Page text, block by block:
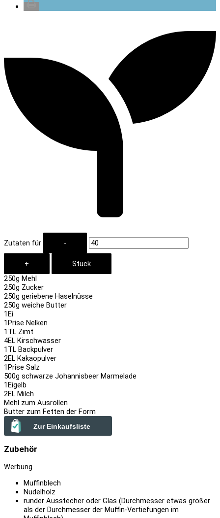
Zutaten für
250g Mehl
250g Zucker
250g geriebene Haselnüsse
250g weiche Butter
1Ei
1Prise Nelken
1 TL Zimt
4EL Kirschwasser
1 TL Backpulver
2EL Kakaopulver
1Prise Salz
500g schwarze Johannisbeer Marmelade
1Eigelb
2EL Milch
Mehl zum Ausrollen
Butter zum Fetten der Form
Zur Einkaufsliste
Zubehör
Werbung
Muffinblech
Nudelholz
runder Ausstecher oder Glas (Durchmesser etwas größer
als der Durchmesser der Muffin-Vertiefungen im